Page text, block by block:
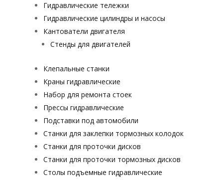
Гидравлические тележки
Гидравлические цилиндры и насосы
Кантователи двигателя
Стенды для двигателей
Клепальные станки
Краны гидравлические
Набор для ремонта стоек
Прессы гидравлические
Подставки под автомобили
Станки для заклепки тормозных колодок
Станки для проточки дисков
Станки для проточки тормозных дисков
Столы подъемные гидравлические